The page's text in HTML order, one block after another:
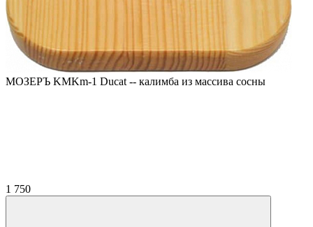
МОЗЕРЪ KMKm-1 Ducat -- калимба из массива сосны
1 750